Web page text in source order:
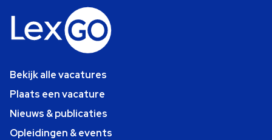
Bekijk alle vacatures
Plaats een vacature
Nieuws & publicaties
Opleidingen & events